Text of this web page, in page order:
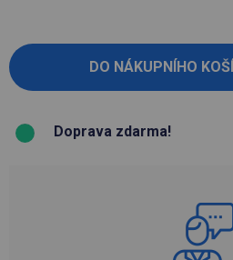
Doprava zdarma!